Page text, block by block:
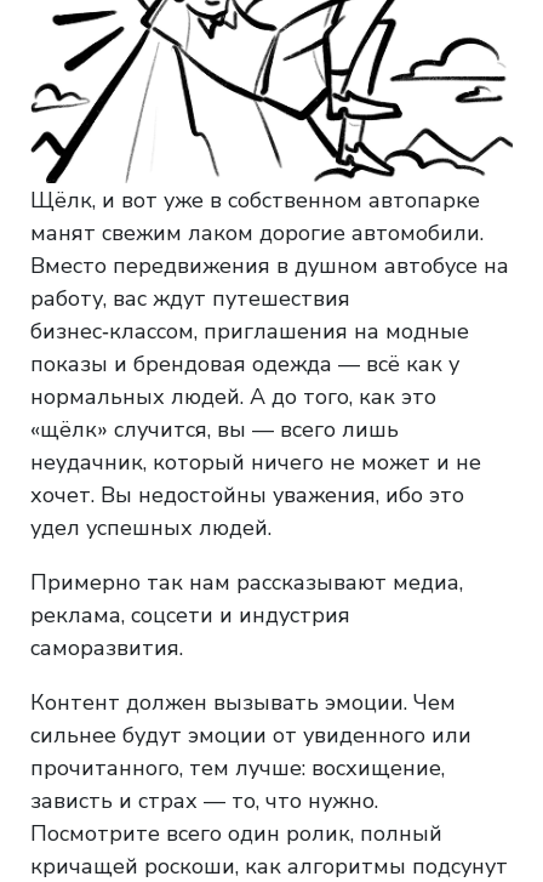
Щёлк, и вот уже в собственном автопарке
манят свежим лаком дорогие автомобили.
Вместо передвижения в душном автобусе на
работу, вас ждут путешествия
бизнес‑классом, приглашения на модные
показы и брендовая одежда — всё как у
нормальных людей. А до того, как это
«щёлк» случится, вы — всего лишь
неудачник, который ничего не может и не
хочет. Вы недостойны уважения, ибо это
удел успешных людей.
Примерно так нам рассказывают медиа,
реклама, соцсети и индустрия
саморазвития.
Контент должен вызывать эмоции. Чем
сильнее будут эмоции от увиденного или
прочитанного, тем лучше: восхищение,
зависть и страх — то, что нужно.
Посмотрите всего один ролик, полный
кричащей роскоши, как алгоритмы подсунут